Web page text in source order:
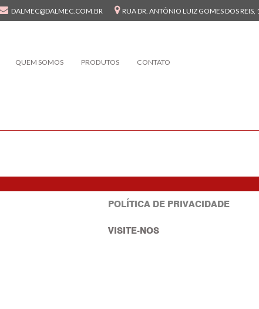
DALMEC@DALMEC.COM.BR RUA DR. ANTÔNIO LUIZ GOMES DOS
QUEM SOMOS PRODUTOS CONTATO
POLÍTICA DE PRIVACIDADE
VISITE-NOS